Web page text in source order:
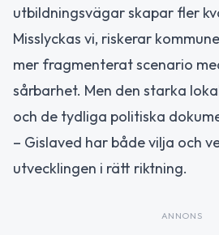
utbildningsvägar skapar fler
Misslyckas vi, riskerar
mer fragmenterat scenario
sårbarhet. Men den starka
och de tydliga politiska
– Gislaved har både vilja och
utvecklingen i rätt riktning.
ANNONS